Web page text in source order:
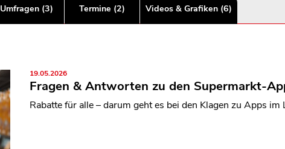
Umfragen (3) Termine (2) Videos & Grafiken (6)
19.05.2026
Fragen & Antworten zu den Supermarkt-
Rabatte für alle – darum geht es bei den Klagen zu Apps